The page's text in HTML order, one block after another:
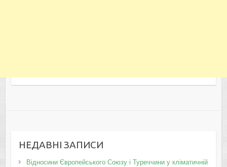
НЕДАВНІ ЗАПИСИ
Відносини Європейського Союзу і Туреччини у кліматичній